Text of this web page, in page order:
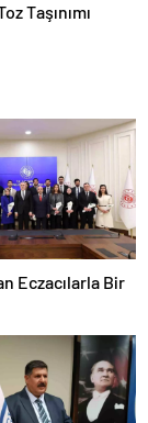
Taşınımı
Eczacılarla Bir